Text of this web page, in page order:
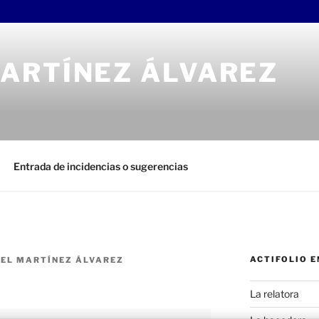
ÁLVAREZ
Entrada de incidencias o sugerencias
MARTÍNEZ ÁLVAREZ ACTIFOLIO
La relatora